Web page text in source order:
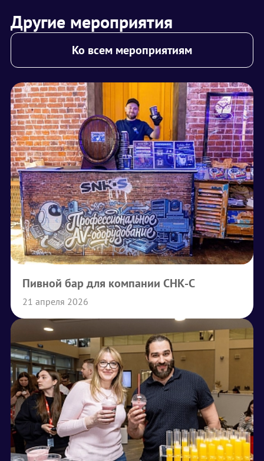
Другие мероприятия
Ко всем мероприятиям
Пивной бар для компании СНК-С
21 апреля 2026